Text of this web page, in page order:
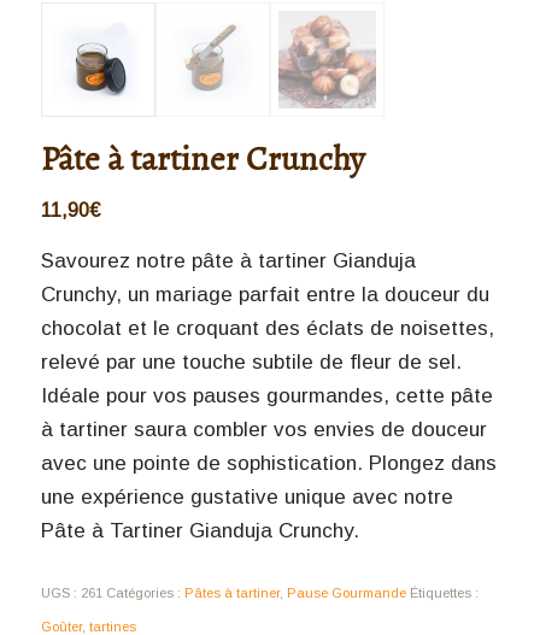
Pâte à tartiner Crunchy
11,90€
Savourez notre pâte à tartiner Gianduja
Crunchy, un mariage parfait entre la douceur du
chocolat et le croquant des éclats de noisettes,
relevé par une touche subtile de fleur de sel.
Idéale pour vos pauses gourmandes, cette pâte
à tartiner saura combler vos envies de douceur
avec une pointe de sophistication. Plongez dans
une expérience gustative unique avec notre
Pâte à Tartiner Gianduja Crunchy.
UGS : 261 Catégories : Pâtes à tartiner, Pause Gourmande Étiquettes :
Goûter, tartines